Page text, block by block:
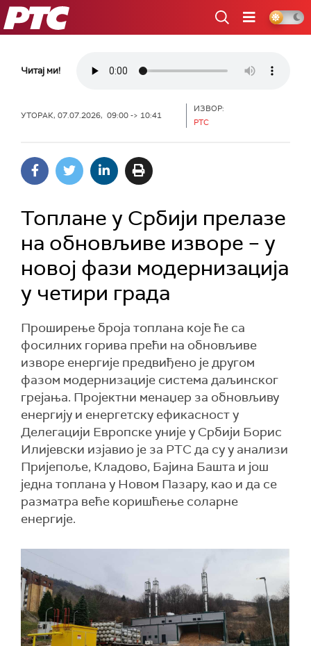
РТС
Читај ми!
УТОРАК, 07.07.2026, 09:00 -> 10:41
ИЗВОР:
РТС
Топлане у Србији прелазе
на обновљиве изворе – у
новој фази модернизација
у четири града
Проширење броја топлана које ће са
фосилних горива прећи на обновљиве
изворе енергије предвиђено је другом
фазом модернизације система даљинског
грејања. Пројектни менаџер за обновљиву
енергију и енергетску ефикасност у
Делегацији Европске уније у Србији Борис
Илијевски изјавио је за РТС да су у анализи
Пријепоље, Кладово, Бајина Башта и још
једна топлана у Новом Пазару, као и да се
разматра веће коришћење соларне
енергије.